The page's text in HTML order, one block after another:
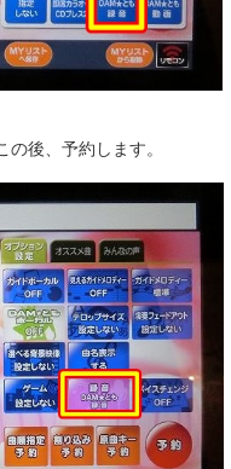
後、予約します。